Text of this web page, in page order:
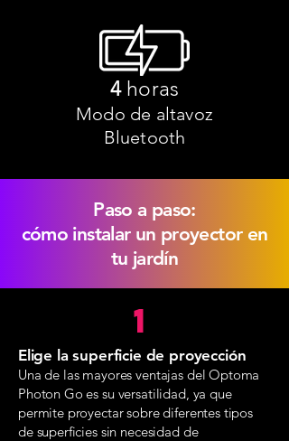
4 horas
Modo de altavoz
Bluetooth
Paso a paso:
cómo instalar un proyector en
tu jardín
1
Elige la superficie de proyección
Una de las mayores ventajas del Optoma
Photon Go es su versatilidad, ya que
permite proyectar sobre diferentes tipos
de superficies sin necesidad de